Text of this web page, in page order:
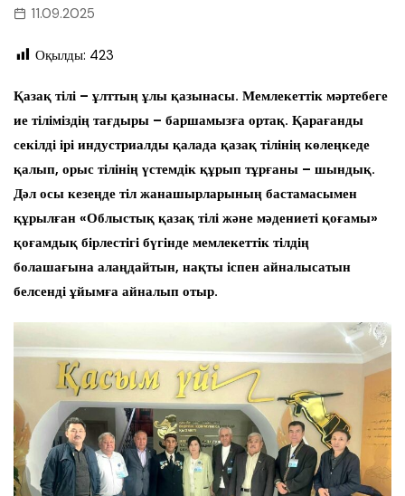
11.09.2025
Оқылды: 423
Қазақ тілі – ұлттың ұлы қазынасы. Мемлекеттік мәртебеге
ие тіліміздің тағдыры – баршамызға ортақ. Қарағанды
секілді ірі индустриалды қалада қазақ тілінің көлеңкеде
қалып, орыс тілінің үстемдік құрып тұрғаны – шындық.
Дәл осы кезеңде тіл жанашырларының бастамасымен
құрылған «Облыстық қазақ тілі және мәдениеті қоғамы»
қоғамдық бірлестігі бүгінде мемлекеттік тілдің
болашағына алаңдайтын, нақты іспен айналысатын
белсенді ұйымға айналып отыр.